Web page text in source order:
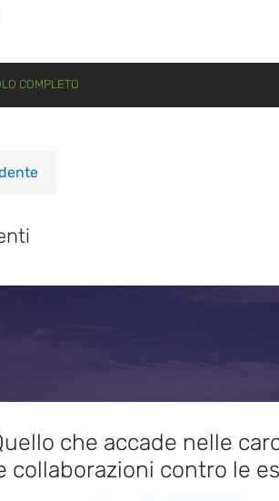
COMPLETO
che accade nelle
collaborazioni contro le